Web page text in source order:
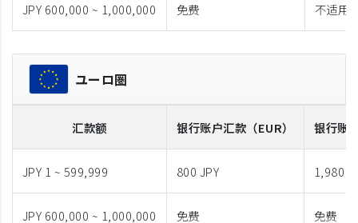
JPY 600,000 ~ 1,000,000 免费 不适用
ユーロ圏
汇款额 银行账户汇款 （EUR） 银行账
JPY 1 ~ 599,999 800 JPY 1,980
JPY 600,000 ~ 1,000,000 免费 免费